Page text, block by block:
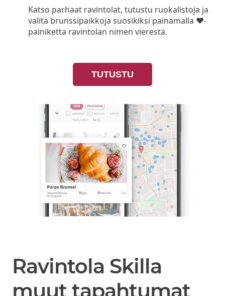
Katso parhaat ravintolat, tutustu ruokalistoja ja
valita brunssipaikkoja suosikiksi painamalla ❤-
painiketta ravintolan nimen vierestä.
TUTUSTU
Ravintola Skilla
muut tapahtumat